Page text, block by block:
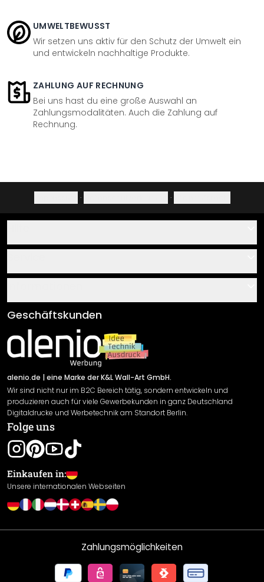
UMWELTBEWUSST
Wir setzen uns aktiv für den Schutz der Umwelt ein
und entwickeln nachhaltige Produkte.
ZAHLUNG AUF RECHNUNG
Bei uns hast du eine große Auswahl an
Zahlungsmodalitäten. Auch die Zahlung auf
Rechnung.
· ·
Über uns
Klebe- und Montageanleitungen
Newsletter An-/Abmeldung
Sendungsverfolgung
AGB
Impressum
Versand & Zahlung
Rücksendung
Widerrufsrecht
Datenschutzerklärung
Gewährleistung
Leistungserklärung / CE-Zeichen
Cookie Einstellungen
Geschäftskunden
alenio.de | eine Marke der K&L Wall-Art GmbH.
Wir sind nicht nur im B2C Bereich tätig, sondern entwickeln und
produzieren auch für viele Gewerbekunden in ganz Deutschland
Digitaldrucke und Werbetechnik am Standort Berlin.
Folge uns
Einkaufen in:
Unsere internationalen Webseiten
Zahlungsmöglichkeiten